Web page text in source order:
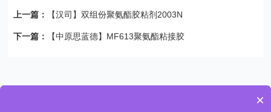
上一篇： 【汉司】双组份聚氨酯胶粘剂2003N
下一篇： 【中原思蓝德】MF613聚氨酯粘接胶
×